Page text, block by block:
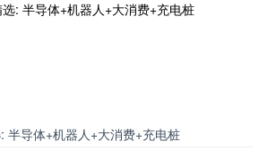
半导体+机器人+大消费+充电桩